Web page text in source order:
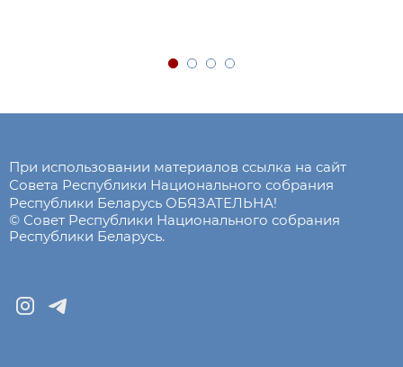
При использовании материалов ссылка на сайт
Совета Республики Национального собрания
Республики Беларусь ОБЯЗАТЕЛЬНА!
© Совет Республики Национального собрания
Республики Беларусь.